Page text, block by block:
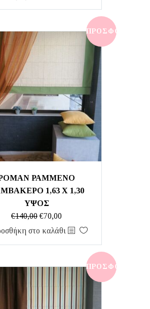
€85,00.ΠΡΟΣΦΟΡΆ!
ΡΑΜΜΕΝΟ
1,63 Χ 1,30
ΥΨΟΣ
€140,00 Original
price
€70,00Η
τρέχουσα
€70,00.
στο καλάθι
ΠΡΟΣΦΟΡΆ!